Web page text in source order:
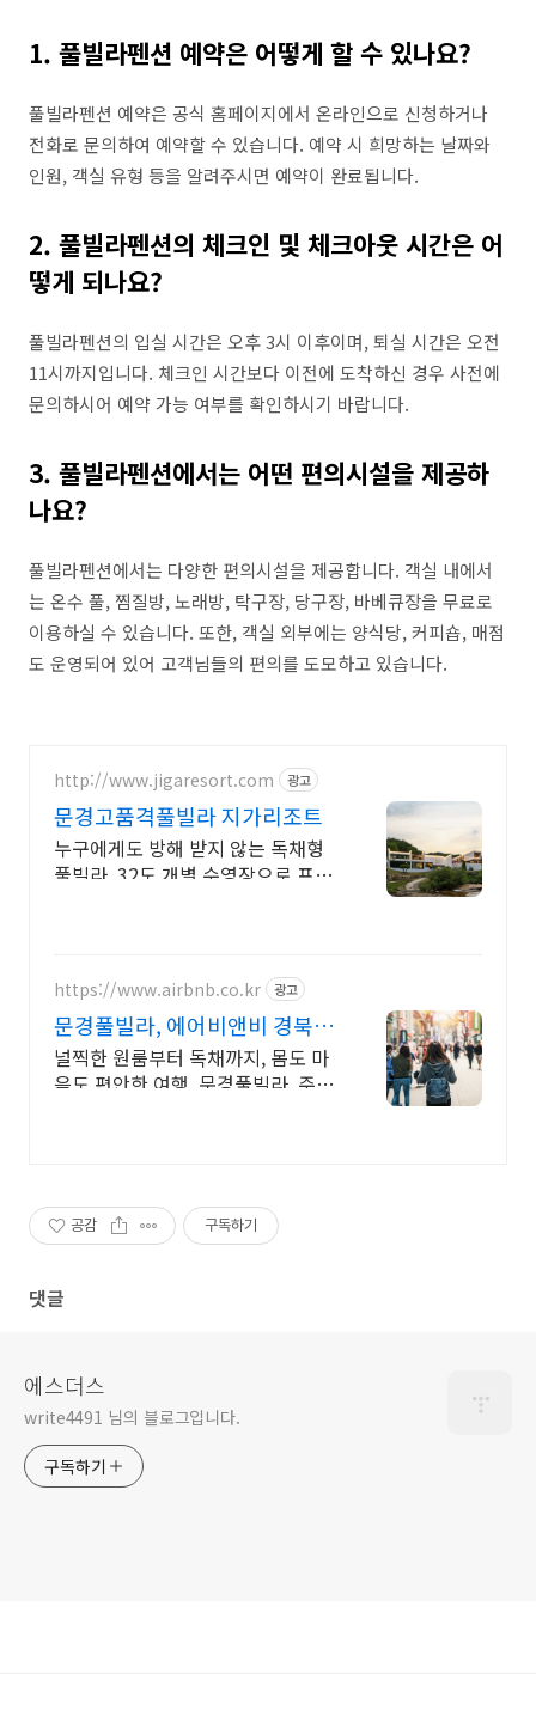
1. 풀빌라펜션 예약은 어떻게 할 수 있나요?
풀빌라펜션 예약은 공식 홈페이지에서 온라인으로 신청하거나
전화로 문의하여 예약할 수 있습니다. 예약 시 희망하는 날짜와
인원, 객실 유형 등을 알려주시면 예약이 완료됩니다.
2. 풀빌라펜션의 체크인 및 체크아웃 시간은 어
떻게 되나요?
풀빌라펜션의 입실 시간은 오후 3시 이후이며, 퇴실 시간은 오전
11시까지입니다. 체크인 시간보다 이전에 도착하신 경우 사전에
문의하시어 예약 가능 여부를 확인하시기 바랍니다.
3. 풀빌라펜션에서는 어떤 편의시설을 제공하
나요?
풀빌라펜션에서는 다양한 편의시설을 제공합니다. 객실 내에서
는 온수 풀, 찜질방, 노래방, 탁구장, 당구장, 바베큐장을 무료로
이용하실 수 있습니다. 또한, 객실 외부에는 양식당, 커피숍, 매점
도 운영되어 있어 고객님들의 편의를 도모하고 있습니다.
http://www.jigaresort.com 광고
문경고품격풀빌라 지가리조트
누구에게도 방해 받지 않는 독채형
풀빌라, 32도 개별 수영장으로 프라
https://www.airbnb.co.kr 광고
문경풀빌라, 에어비앤비 경북 고
택 스테이
널찍한 원룸부터 독채까지, 몸도 마
음도 편안한 여행. 문경풀빌라. 주방,
공감 구독하기
댓글
에스더스
write4491 님의 블로그입니다.
구독하기